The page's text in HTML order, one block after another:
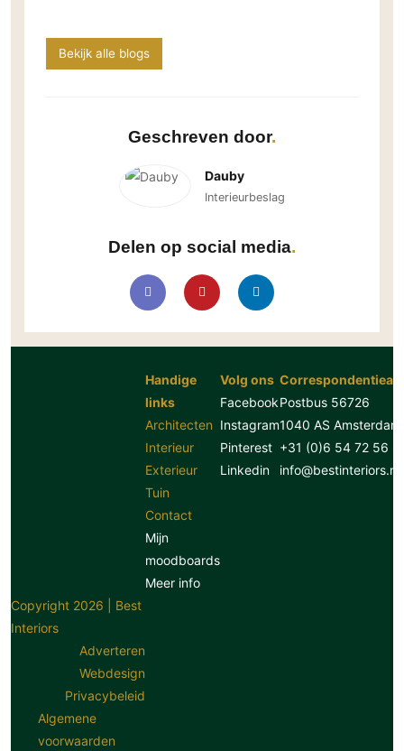
Bekijk alle blogs
Geschreven door
Dauby
Interieurbeslag
Delen op social media
Handige
links
Architecten
Interieur
Exterieur
Tuin
Contact
Mijn
moodboards
Meer info
Volg ons
Facebook
Instagram
Pinterest
Linkedin
Postbus 56726
1040 AS Amsterdam
+31 (0)6 54 72 56
info@bestinteriors.nl
Copyright 2026 | Best
Interiors
Adverteren
Webdesign
Privacybeleid
Algemene
voorwaarden